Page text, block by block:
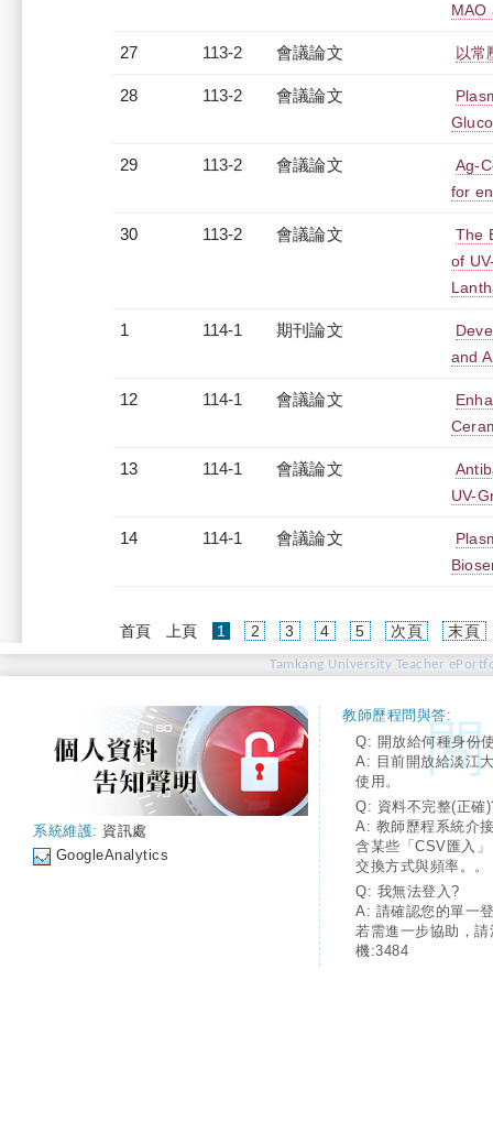
MAO
27 113-2 會議論文 以常
28 113-2 會議論文
29 113-2 會議論文
Ag-
for
30 113-2 會議論文
The
of
1 114-1 期刊論文
and
12 114-1 會議論文
13 114-1 會議論文
UV-
14 114-1 會議論文
首頁 上頁 1 (current)
2 3 4 5 次頁 末頁
Tamkang University Teacher
系統維護: 資訊處
GoogleAnalytics
教師歷程問與答:
Q: 開放給何種身份
A: 目前開放給淡江
使用。
Q: 資料不完整(正確
A: 教師歷程系統介
含某些「CSV匯入
交換方式與頻率。。
Q: 我無法登入?
A: 請確認您的單一
若需進一步協助，
機:3484